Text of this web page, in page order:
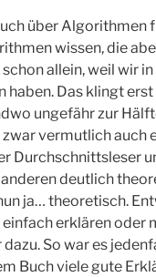
über Algorithmen
wissen, die
schon allein, weil wir
haben. Das klingt
ungefähr zur
zwar vermutlich auch
Durchschnittsleser
deutlich
ja… theoretisch.
erklären oder
dazu. So war es
Buch viele gute